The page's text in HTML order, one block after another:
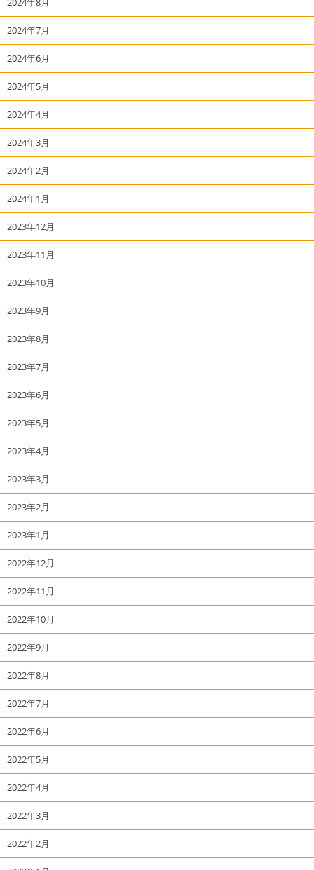
2024年7月
2024年6月
2024年5月
2024年4月
2024年3月
2024年2月
2024年1月
2023年12月
2023年11月
2023年10月
2023年9月
2023年8月
2023年7月
2023年6月
2023年5月
2023年4月
2023年3月
2023年2月
2023年1月
2022年12月
2022年11月
2022年10月
2022年9月
2022年8月
2022年7月
2022年6月
2022年5月
2022年4月
2022年3月
2022年2月